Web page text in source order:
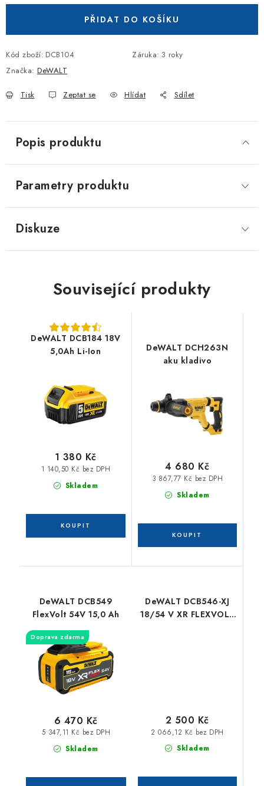
PŘIDAT DO KOŠÍKU
Kód zboží: DCB104 Záruka: 3 roky
Značka: DeWALT
Tisk Zeptat se Hlídat Sdílet
Popis produktu
Parametry produktu
Diskuze
Související produkty
DeWALT DCB184 18V
5,0Ah Li-Ion
Skladem
1 140,50 Kč bez DPH
1 380 Kč
DeWALT DCH263N
aku kladivo
Skladem
3 867,77 Kč bez DPH
4 680 Kč
DeWALT DCB549
FlexVolt 54V 15,0 Ah
Doprava zdarma
Skladem
5 347,11 Kč bez DPH
6 470 Kč
DeWALT DCB546-XJ
18/54 V XR FLEXVOLT
Skladem
2 066,12 Kč bez DPH
2 500 Kč